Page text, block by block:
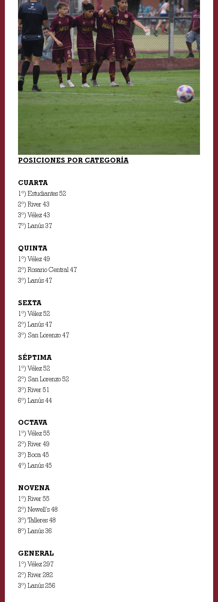
POSICIONES POR CATEGORÍA
CUARTA
1º) Estudiantes 52
2º) River 43
3º) Vélez 43
7º) Lanús 37
QUINTA
1º) Vélez 49
2º) Rosario Central 47
3º) Lanús 47
SEXTA
1º) Vélez 52
2º) Lanús 47
3º) San Lorenzo 47
SÉPTIMA
1º) Vélez 52
2º) San Lorenzo 52
3º) River 51
6º) Lanús 44
OCTAVA
1º) Vélez 55
2º) River 49
3º) Boca 45
4º) Lanús 45
NOVENA
1º) River 55
2º) Newell’s 48
3º) Talleres 48
8º) Lanús 36
GENERAL
1º) Vélez 297
2º) River 282
3º) Lanús 256